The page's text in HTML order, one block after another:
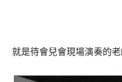
就是待會兒會現場演奏的